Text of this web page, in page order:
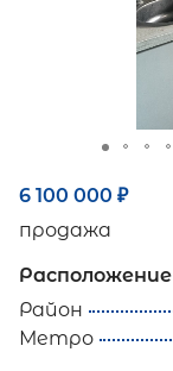
6 100 000 ₽
продажа
Расположение
Район
Метро